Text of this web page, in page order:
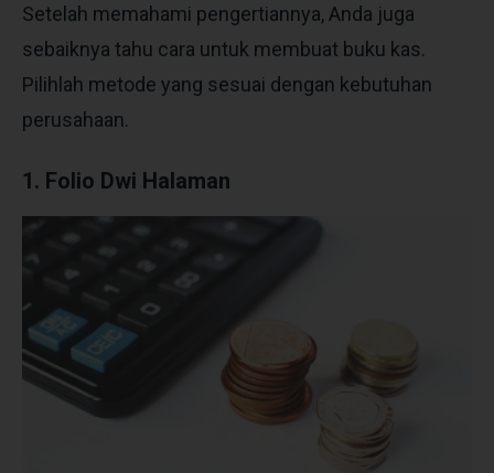
Setelah memahami pengertiannya, Anda juga
sebaiknya tahu cara untuk membuat buku kas.
Pilihlah metode yang sesuai dengan kebutuhan
perusahaan.
1. Folio Dwi Halaman